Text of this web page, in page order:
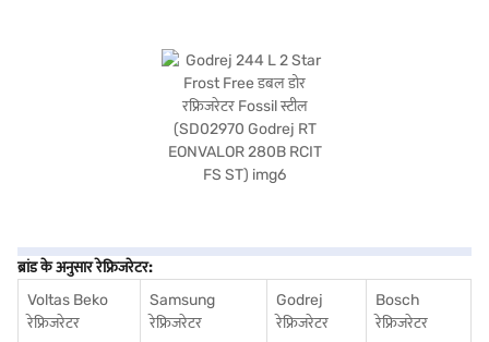
ब्रांड के अनुसार रेफ्रिजरेटर:
Voltas Beko
रेफ्रिजरेटर
Samsung
रेफ्रिजरेटर
Godrej
रेफ्रिजरेटर
Bosch
रेफ्रिजरेटर